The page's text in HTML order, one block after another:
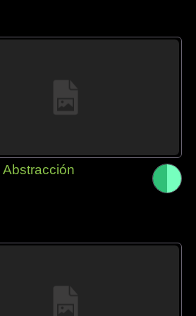
Abstracción